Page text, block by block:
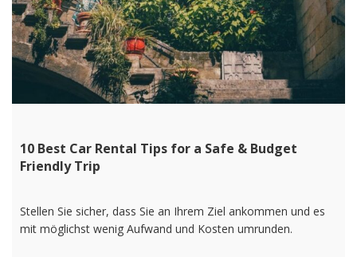
10 Best Car Rental Tips for a Safe & Budget
Friendly Trip
Stellen Sie sicher, dass Sie an Ihrem Ziel ankommen und es
mit möglichst wenig Aufwand und Kosten umrunden.